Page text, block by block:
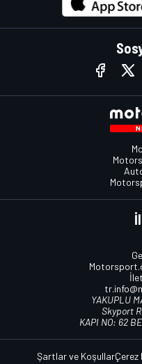
YAKUPLU
Skyport
KAPI NO: 62
Şartlar ve KoşullarÇerez